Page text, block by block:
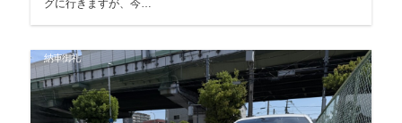
グに行きますが、今…
納車御礼